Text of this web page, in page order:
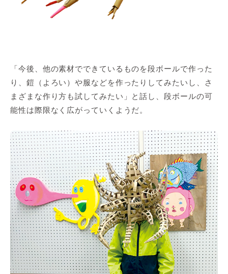
「今後、他の素材でできているものを段ボールで作った
り、鎧（よろい）や服などを作ったりしてみたいし、さ
まざまな作り方も試してみたい」と話し、段ボールの可
能性は際限なく広がっていくようだ。